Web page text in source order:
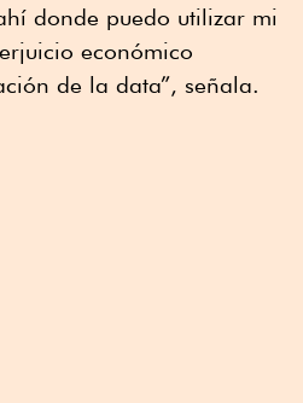
donde puedo utilizar mi
económico
de la data”, señala.